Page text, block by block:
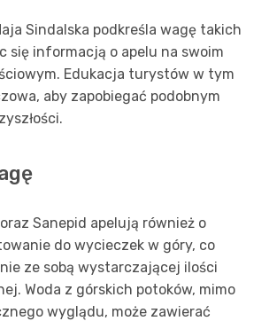
Sindalska podkreśla wagę takich
się informacją o apelu na swoim
Edukacja turystów w tym
aby zapobiegać podobnym
Sanepid apelują również o
do wycieczek w góry, co
ze sobą wystarczającej ilości
Woda z górskich potoków, mimo
wyglądu, może zawierać